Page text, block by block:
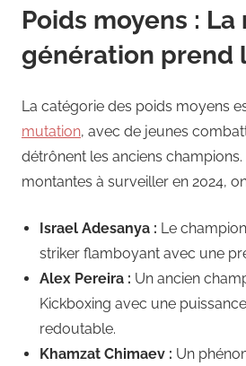
Poids moyens :
génération prend
La catégorie des poids moyens
mutation, avec de jeunes
détrônent les anciens
montantes à surveiller en 2024,
Israel Adesanya : Le
striker flamboyant avec une
Alex Pereira : Un ancien
Kickboxing avec une
redoutable.
Khamzat Chimaev : Un